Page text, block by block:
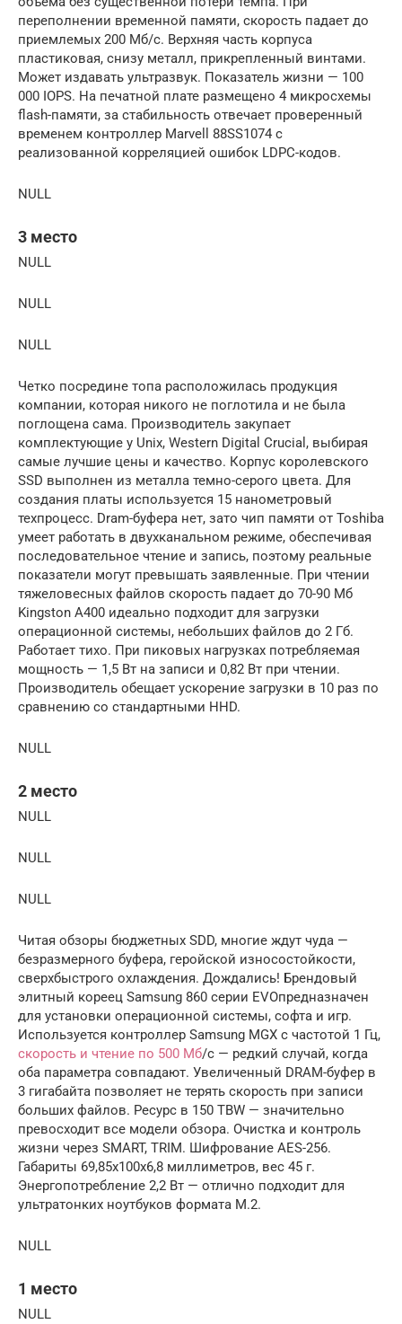
переполнении временной памяти, скорость падает до
приемлемых 200 Мб/с. Верхняя часть корпуса
пластиковая, снизу металл, прикрепленный винтами.
Может издавать ультразвук. Показатель жизни — 100
000 IOPS. На печатной плате размещено 4 микросхемы
flash-памяти, за стабильность отвечает проверенный
временем контроллер Marvell 88SS1074 с
реализованной корреляцией ошибок LDPC-кодов.
NULL
3 место
NULL
NULL
NULL
Четко посредине топа расположилась продукция
компании, которая никого не поглотила и не была
поглощена сама. Производитель закупает
комплектующие у Unix, Western Digital Crucial, выбирая
самые лучшие цены и качество. Корпус королевского
SSD выполнен из металла темно-серого цвета. Для
создания платы используется 15 нанометровый
техпроцесс. Dram-буфера нет, зато чип памяти от Toshiba
умеет работать в двухканальном режиме, обеспечивая
последовательное чтение и запись, поэтому реальные
показатели могут превышать заявленные. При чтении
тяжеловесных файлов скорость падает до 70-90 Мб
Kingston A400 идеально подходит для загрузки
операционной системы, небольших файлов до 2 Гб.
Работает тихо. При пиковых нагрузках потребляемая
мощность — 1,5 Вт на записи и 0,82 Вт при чтении.
Производитель обещает ускорение загрузки в 10 раз по
сравнению со стандартными HHD.
NULL
2 место
NULL
NULL
NULL
Читая обзоры бюджетных SDD, многие ждут чуда —
безразмерного буфера, геройской износостойкости,
сверхбыстрого охлаждения. Дождались! Брендовый
элитный кореец Samsung 860 серии EVOпредназначен
для установки операционной системы, софта и игр.
Используется контроллер Samsung MGX с частотой 1 Гц,
скорость и чтение по 500 Мб/с — редкий случай, когда
оба параметра совпадают. Увеличенный DRAM-буфер в
3 гигабайта позволяет не терять скорость при записи
больших файлов. Ресурс в 150 TBW — значительно
превосходит все модели обзора. Очистка и контроль
жизни через SMART, TRIM. Шифрование AES-256.
Габариты 69,85х100х6,8 миллиметров, вес 45 г.
Энергопотребление 2,2 Вт — отлично подходит для
ультратонких ноутбуков формата M.2.
NULL
1 место
NULL